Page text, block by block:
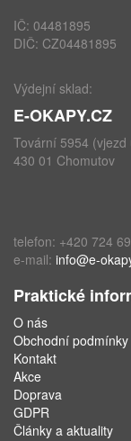
IČ: 04481895
DIČ: CZ04481895
Výdejní sklad:
E-OKAPY.CZ
Tovární 5954 (vjezd
430 01 Chomutov
telefon: +420 724
e-mail: info@e-
Praktické
O nás
Obchodní podmínky
Kontakt
Akce
Doprava
GDPR
Články a aktuality